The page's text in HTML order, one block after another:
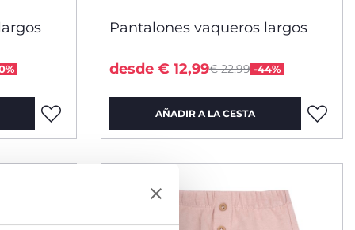
from
Pantalones vaqueros largos
Price reduced from
€ 22,99 -44%
to
desde € 12,99
AÑADIR A LA CESTA